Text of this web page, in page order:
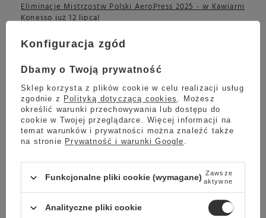
Eliminacje Mistrzostw Polski AeroPress 2025 - w Kawiarni
Konesso już 12 lipca!
wybrać do domu?
Recenzja młynka do kawy Eureka Mignon All Purpose 65
Napoje na upały - co pić, kiedy żar leje się z nieba?
Ranking ekspresów do kawy 2025 - najlepszy ekspres
automatyczny
Jak zaparzyć kawę Wysocki Coffee Kenia Ndaroini AA w
dripie?
Top 5 prezentów dla nauczyciela na zakończenie roku
Konfiguracja zgód
Dbamy o Twoją prywatność
Sklep korzysta z plików cookie w celu realizacji usług
zgodnie z Polityką dotyczącą cookies . Możesz
określić warunki przechowywania lub dostępu do
cookie w Twojej przeglądarce. Więcej informacji na
temat warunków i prywatności można znaleźć także
na stronie Prywatność i warunki Google .
Funkcjonalne pliki cookie (wymagane) Zawsze
aktywne
Analityczne pliki cookie